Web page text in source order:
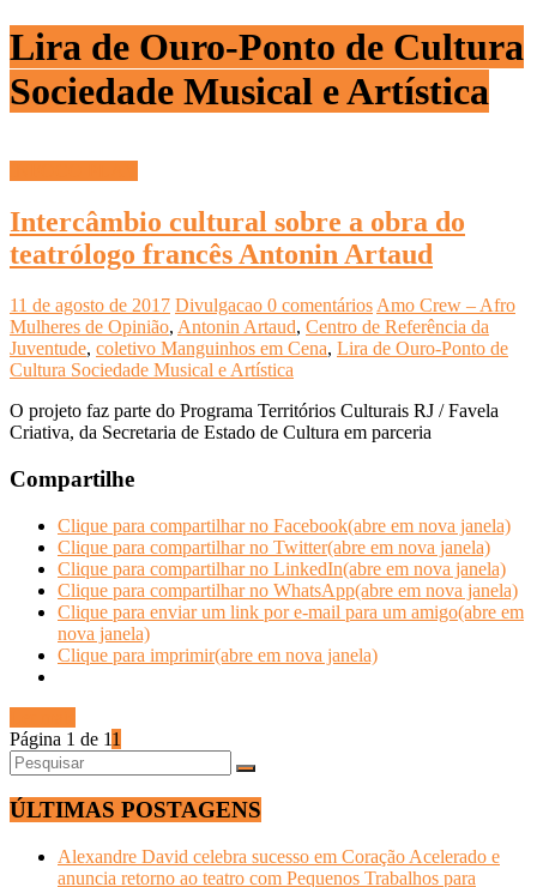
Lira de Ouro-Ponto de Cultura
Sociedade Musical e Artística
Intercâmbio cultural sobre a obra do
teatrólogo francês Antonin Artaud
11 de agosto de 2017 Divulgacao 0 comentários Amo Crew – Afro
Mulheres de Opinião, Antonin Artaud, Centro de Referência da
Juventude, coletivo Manguinhos em Cena, Lira de Ouro-Ponto de
Cultura Sociedade Musical e Artística
O projeto faz parte do Programa Territórios Culturais RJ / Favela
Criativa, da Secretaria de Estado de Cultura em parceria
Compartilhe
Clique para compartilhar no Facebook(abre em nova janela)
Clique para compartilhar no Twitter(abre em nova janela)
Clique para compartilhar no LinkedIn(abre em nova janela)
Clique para compartilhar no WhatsApp(abre em nova janela)
Clique para enviar um link por e-mail para um amigo(abre em
nova janela)
Clique para imprimir(abre em nova janela)
Página 1 de 11
ÚLTIMAS POSTAGENS
Alexandre David celebra sucesso em Coração Acelerado e
anuncia retorno ao teatro com Pequenos Trabalhos para